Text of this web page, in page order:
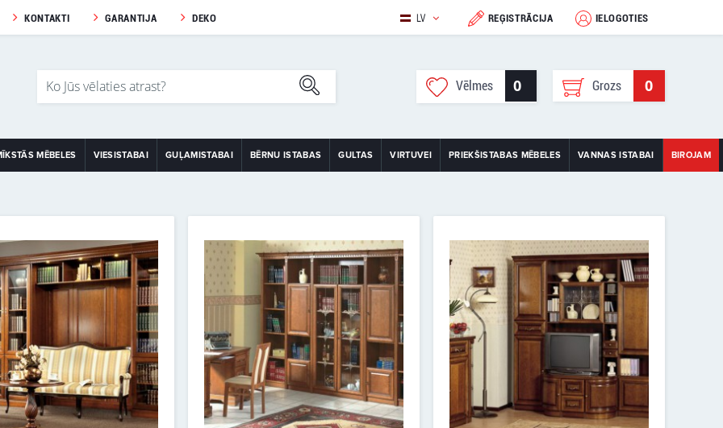
KONTAKTI GARANTIJA DEKO LV REĢISTRĀCIJA IELOGOTIES
Vēlmes 0 Grozs 0
MĒBELES VIESISTABAI GUĻAMISTABAI BĒRNU ISTABAS GULTAS VIRTUVEI PRIEKŠISTABAS MĒBELES VANNAS ISTABAI BIROJAM